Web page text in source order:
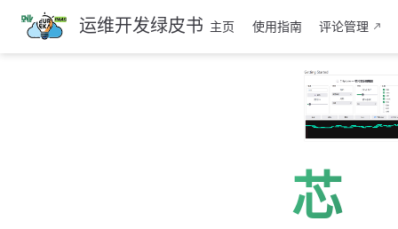
跳
至
主
运维开发绿皮书 主页 使用指南 评论管理
芯